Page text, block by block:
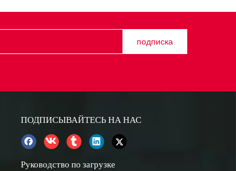
подписка
ПОДПИСЫВАЙТЕСЬ НА НАС
Руководство по загрузке